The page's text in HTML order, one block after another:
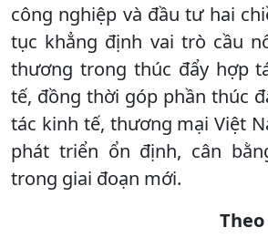
công nghiệp và đầu tư hai
tục khẳng định vai trò cầu
thương trong thúc đẩy hợp
tế, đồng thời góp phần thúc
tác kinh tế, thương mại Việt
phát triển ổn định, cân
trong giai đoạn mới.